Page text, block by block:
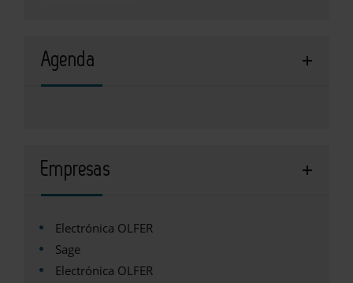
Agenda
Empresas
Electrónica OLFER
Sage
Electrónica OLFER